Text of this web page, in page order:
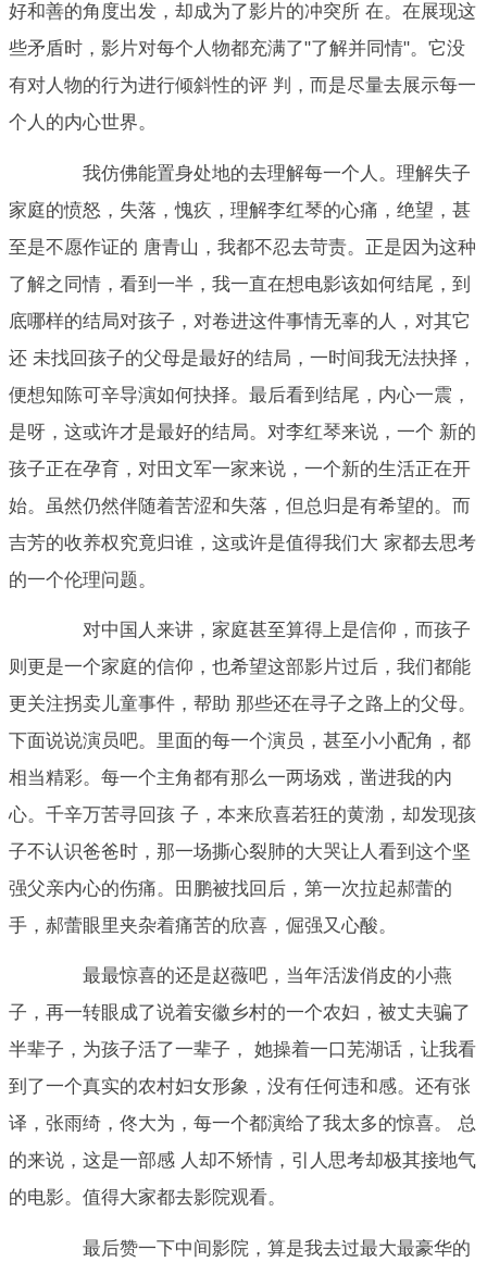
好和善的角度出发，却成为了影片的冲突所 在。在展现这
些矛盾时，影片对每个人物都充满了"了解并同情"。它没
有对人物的行为进行倾斜性的评 判，而是尽量去展示每一
个人的内心世界。
我仿佛能置身处地的去理解每一个人。理解失子
家庭的愤怒，失落，愧疚，理解李红琴的心痛，绝望，甚
至是不愿作证的 唐青山，我都不忍去苛责。正是因为这种
了解之同情，看到一半，我一直在想电影该如何结尾，到
底哪样的结局对孩子，对卷进这件事情无辜的人，对其它
还 未找回孩子的父母是最好的结局，一时间我无法抉择，
便想知陈可辛导演如何抉择。最后看到结尾，内心一震，
是呀，这或许才是最好的结局。对李红琴来说，一个 新的
孩子正在孕育，对田文军一家来说，一个新的生活正在开
始。虽然仍然伴随着苦涩和失落，但总归是有希望的。而
吉芳的收养权究竟归谁，这或许是值得我们大 家都去思考
的一个伦理问题。
对中国人来讲，家庭甚至算得上是信仰，而孩子
则更是一个家庭的信仰，也希望这部影片过后，我们都能
更关注拐卖儿童事件，帮助 那些还在寻子之路上的父母。
下面说说演员吧。里面的每一个演员，甚至小小配角，都
相当精彩。每一个主角都有那么一两场戏，凿进我的内
心。千辛万苦寻回孩 子，本来欣喜若狂的黄渤，却发现孩
子不认识爸爸时，那一场撕心裂肺的大哭让人看到这个坚
强父亲内心的伤痛。田鹏被找回后，第一次拉起郝蕾的
手，郝蕾眼里夹杂着痛苦的欣喜，倔强又心酸。
最最惊喜的还是赵薇吧，当年活泼俏皮的小燕
子，再一转眼成了说着安徽乡村的一个农妇，被丈夫骗了
半辈子，为孩子活了一辈子， 她操着一口芜湖话，让我看
到了一个真实的农村妇女形象，没有任何违和感。还有张
译，张雨绮，佟大为，每一个都演给了我太多的惊喜。 总
的来说，这是一部感 人却不矫情，引人思考却极其接地气
的电影。值得大家都去影院观看。
最后赞一下中间影院，算是我去过最大最豪华的